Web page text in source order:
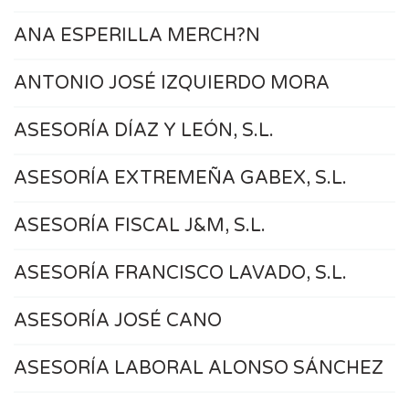
ANA ESPERILLA MERCH?N
ANTONIO JOSÉ IZQUIERDO MORA
ASESORÍA DÍAZ Y LEÓN, S.L.
ASESORÍA EXTREMEÑA GABEX, S.L.
ASESORÍA FISCAL J&M, S.L.
ASESORÍA FRANCISCO LAVADO, S.L.
ASESORÍA JOSÉ CANO
ASESORÍA LABORAL ALONSO SÁNCHEZ